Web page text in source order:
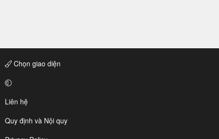
Chọn giao diện
Liên hệ
Quy định và Nội quy